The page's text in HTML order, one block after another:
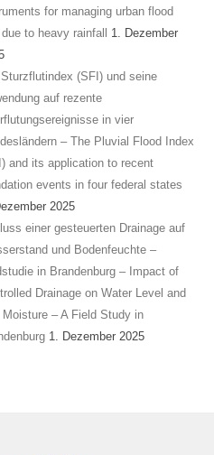
for managing urban flood
to heavy rainfall
1. Dezember
Sturzflutindex (SFI) und seine
auf rezente
in vier
– The Pluvial Flood Index
and its application to recent
events in four federal states
2025
einer gesteuerten Drainage auf
und Bodenfeuchte –
in Brandenburg – Impact of
Drainage on Water Level and
Moisture – A Field Study in
1. Dezember 2025